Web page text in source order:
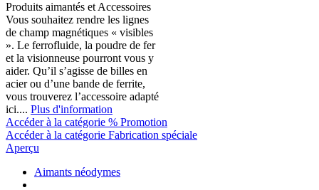
Produits aimantés et Accessoires
Vous souhaitez rendre les lignes
de champ magnétiques « visibles
». Le ferrofluide, la poudre de fer
et la visionneuse pourront vous y
aider. Qu’il s’agisse de billes en
acier ou d’une bande de ferrite,
vous trouverez l’accessoire adapté
ici.... Plus d'information
Accéder à la catégorie % Promotion
Accéder à la catégorie Fabrication spéciale
Aperçu
Aimants néodymes